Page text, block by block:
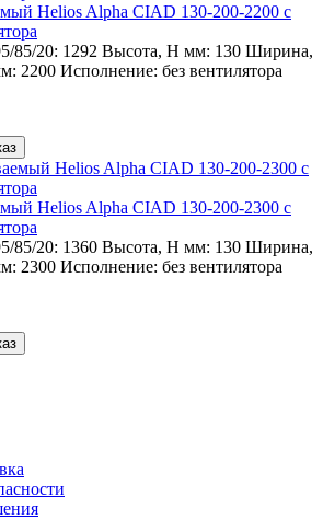
Helios Alpha CIAD 130-200-2200 с
85/20: 1292 Высота, H мм: 130 Ширина,
2200 Исполнение: без вентилятора
Helios Alpha CIAD 130-200-2300 с
85/20: 1360 Высота, H мм: 130 Ширина,
2300 Исполнение: без вентилятора